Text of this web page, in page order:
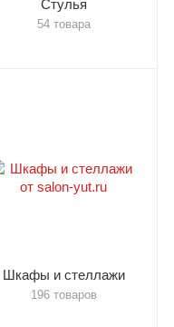
Стулья
54 товара
Шкафы и стеллажи
196 товаров